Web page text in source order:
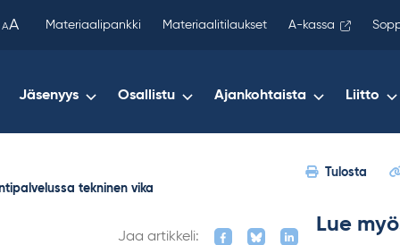
AA Materiaalipankki Materiaalitilaukset A-kassa
Jäsenyys Osallistu Ajankohtaista Liitto
tekninen vika
Tulosta
Jaa artikkeli:
Lue
copied
your
clipboard.)